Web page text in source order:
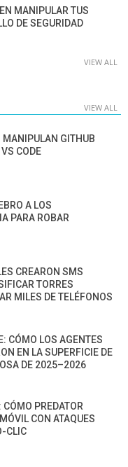
MANIPULAR TUS
DE SEGURIDAD
VIEW ALL
VIEW ALL
MANIPULAN GITHUB
CODE
A LOS
PARA ROBAR
CREARON SMS
TORRES
MILES DE TELÉFONOS
CÓMO LOS AGENTES
EN LA SUPERFICIE DE
DE 2025–2026
PREDATOR
CON ATAQUES
CLIC